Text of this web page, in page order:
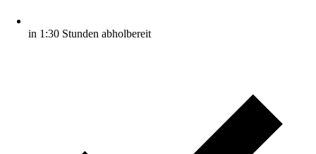
in 1:30 Stunden abholbereit